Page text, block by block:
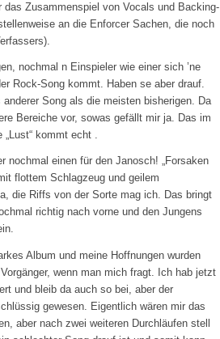
das Zusammenspiel von Vocals und Backing-
an die Enforcer Sachen, die noch
nochmal n Einspieler wie einer sich ’ne
Rock-Song kommt. Haben se aber drauf.
anderer Song als die meisten bisherigen. Da
Bereiche vor, sowas gefällt mir ja. Das im
„Lust“ kommt echt .
nochmal einen für den Janosch! „Forsaken
flottem Schlagzeug und geilem
die Riffs von der Sorte mag ich. Das bringt
richtig nach vorne und den Jungens
Album und meine Hoffnungen wurden
wenn man mich fragt. Ich hab jetzt
und bleib da auch so bei, aber der
gewesen. Eigentlich wären mir das
aber nach zwei weiteren Durchläufen stell